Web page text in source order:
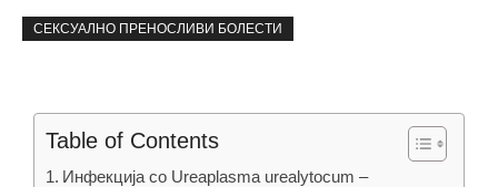
СЕКСУАЛНО ПРЕНОСЛИВИ БОЛЕСТИ
Table of Contents
Инфекција со Ureaplasma urealytocum –